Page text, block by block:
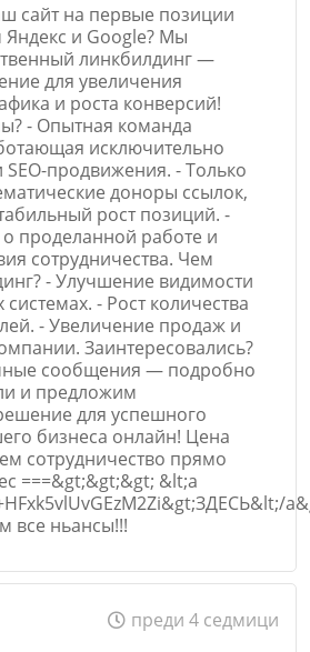
сайт на первые позиции
Яндекс и Google? Мы
линкбилдинг —
для увеличения
и роста конверсий!
- Опытная команда
исключительно
продвижения. - Только
доноры ссылок,
рост позиций. -
проделанной работе и
сотрудничества. Чем
- Улучшение видимости
- Рост количества
- Увеличение продаж и
Заинтересовались?
сообщения — подробно
и предложим
для успешного
бизнеса онлайн! Цена
сотрудничество прямо
===&gt;&gt;&gt; &lt;a
все ньансы!!!
преди 4 седмици